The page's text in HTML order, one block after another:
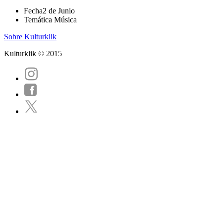
Fecha2 de Junio
Temática Música
Sobre Kulturklik
Kulturklik © 2015